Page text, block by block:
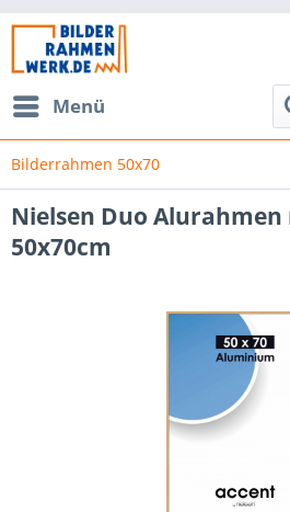
Menü
Bilderrahmen 50x70
Nielsen Duo
50x70cm